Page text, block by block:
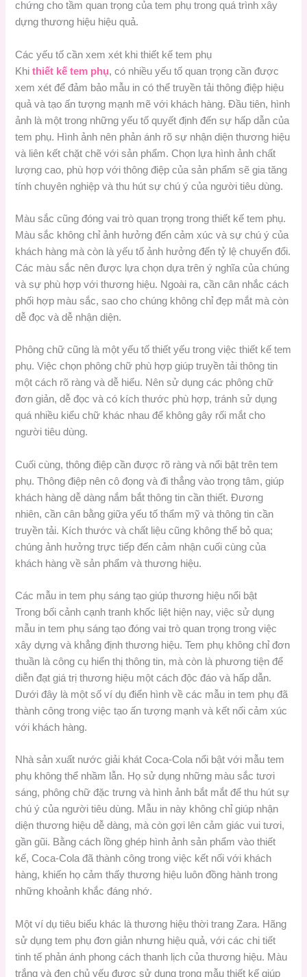
chứng cho tầm quan trọng của tem phụ trong quá trình xây
dựng thương hiệu hiệu quả.
Các yếu tố cần xem xét khi thiết kế tem phụ
Khithiết kế tem phụ, có nhiều yếu tố quan trọng cần được
xem xét để đảm bảo mẫu in có thể truyền tải thông điệp hiệu
quả và tạo ấn tượng mạnh mẽ với khách hàng. Đầu tiên, hình
ảnh là một trong những yếu tố quyết định đến sự hấp dẫn của
tem phụ. Hình ảnh nên phản ánh rõ sự nhận diện thương hiệu
và liên kết chặt chẽ với sản phẩm. Chọn lựa hình ảnh chất
lượng cao, phù hợp với thông điệp của sản phẩm sẽ gia tăng
tính chuyên nghiệp và thu hút sự chú ý của người tiêu dùng.
Màu sắc cũng đóng vai trò quan trọng trong thiết kế tem phụ.
Màu sắc không chỉ ảnh hưởng đến cảm xúc và sự chú ý của
khách hàng mà còn là yếu tố ảnh hưởng đến tỷ lệ chuyển đổi.
Các màu sắc nên được lựa chọn dựa trên ý nghĩa của chúng
và sự phù hợp với thương hiệu. Ngoài ra, cần cân nhắc cách
phối hợp màu sắc, sao cho chúng không chỉ đẹp mắt mà còn
dễ đọc và dễ nhận diện.
Phông chữ cũng là một yếu tố thiết yếu trong việc thiết kế tem
phụ. Việc chọn phông chữ phù hợp giúp truyền tải thông tin
một cách rõ ràng và dễ hiểu. Nên sử dụng các phông chữ
đơn giản, dễ đọc và có kích thước phù hợp, tránh sử dụng
quá nhiều kiểu chữ khác nhau để không gây rối mắt cho
người tiêu dùng.
Cuối cùng, thông điệp cần được rõ ràng và nổi bật trên tem
phụ. Thông điệp nên cô đọng và đi thẳng vào trọng tâm, giúp
khách hàng dễ dàng nắm bắt thông tin cần thiết. Đương
nhiên, cần cân bằng giữa yếu tố thẩm mỹ và thông tin cần
truyền tải. Kích thước và chất liệu cũng không thể bỏ qua;
chúng ảnh hưởng trực tiếp đến cảm nhận cuối cùng của
khách hàng về sản phẩm và thương hiệu.
Các mẫu in tem phụ sáng tạo giúp thương hiệu nổi bật
Trong bối cảnh cạnh tranh khốc liệt hiện nay, việc sử dụng
mẫu in tem phụ sáng tạo đóng vai trò quan trọng trong việc
xây dựng và khẳng định thương hiệu. Tem phụ không chỉ đơn
thuần là công cụ hiển thị thông tin, mà còn là phương tiện để
diễn đạt giá trị thương hiệu một cách độc đáo và hấp dẫn.
Dưới đây là một số ví dụ điển hình về các mẫu in tem phụ đã
thành công trong việc tạo ấn tượng mạnh và kết nối cảm xúc
với khách hàng.
Nhà sản xuất nước giải khát Coca-Cola nổi bật với mẫu tem
phụ không thể nhầm lẫn. Họ sử dụng những màu sắc tươi
sáng, phông chữ đặc trưng và hình ảnh bắt mắt để thu hút sự
chú ý của người tiêu dùng. Mẫu in này không chỉ giúp nhận
diện thương hiệu dễ dàng, mà còn gợi lên cảm giác vui tươi,
gần gũi. Bằng cách lồng ghép hình ảnh sản phẩm vào thiết
kế, Coca-Cola đã thành công trong việc kết nối với khách
hàng, khiến họ cảm thấy thương hiệu luôn đồng hành trong
những khoảnh khắc đáng nhớ.
Một ví dụ tiêu biểu khác là thương hiệu thời trang Zara. Hãng
sử dụng tem phụ đơn giản nhưng hiệu quả, với các chi tiết
tinh tế phản ánh phong cách thanh lịch của thương hiệu. Màu
trắng và đen chủ yếu được sử dụng trong mẫu thiết kế giúp